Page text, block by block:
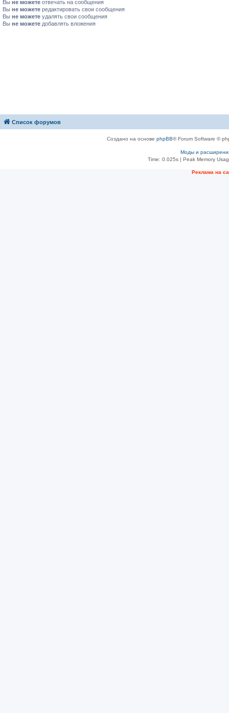
Вы не можете отвечать на сообщения
Вы не можете редактировать свои сообщения
Вы не можете удалять свои сообщения
Вы не можете добавлять вложения
Список форумов
Создано на основе phpBB® Forum Software ©
Моды и
Time: 0.025s| Peak Memory
Рeклама на